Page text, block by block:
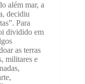
além mar, a
decidiu
Para
dividido em
as terras
militares e